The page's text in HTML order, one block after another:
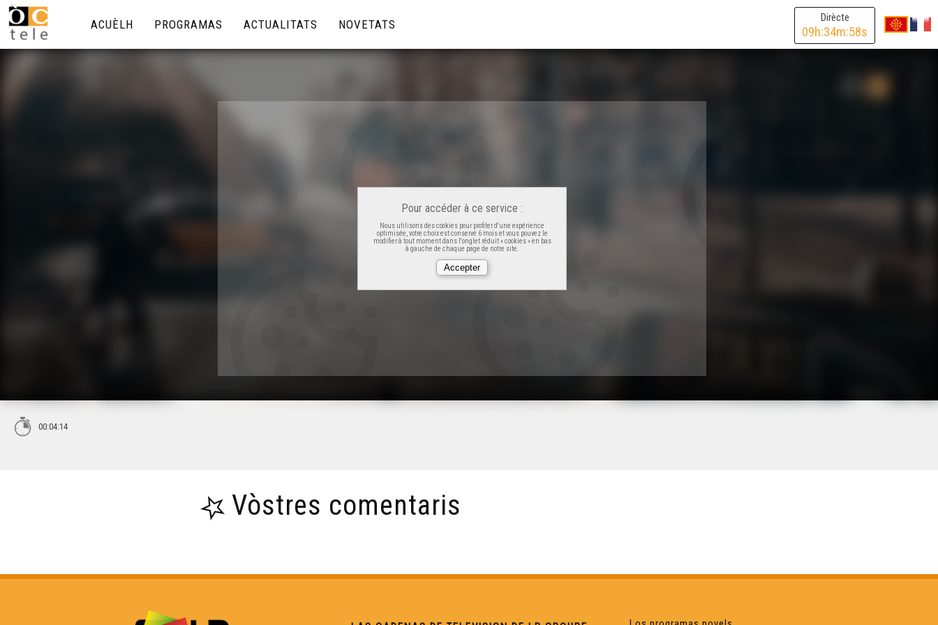
Dirècte
09h:34m:58s
ACUÈLH PROGRAMAS ACTUALITATS NOVETATS
Pour accéder à ce service :
Nous utilisons des cookies pour profiter d'une expérience
optimisée, votre choix est conservé 6 mois et vous pouvez le
modifier à tout moment dans l'onglet réduit « cookies » en bas
à gauche de chaque page de notre site.
00:04:14
Vòstres comentaris